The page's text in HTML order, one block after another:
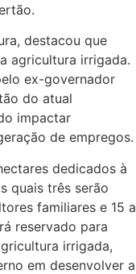
destacou que
agricultura irrigada.
ex-governador
do atual
impactar
de empregos.
dedicados à
quais três serão
familiares e 15 a
reservado para
irrigada,
em desenvolver a